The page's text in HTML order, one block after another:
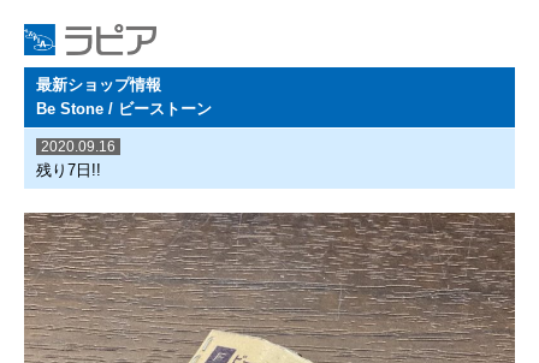
最新ショップ情報
Be Stone / ビーストーン
2020.09.16
残り7日!!